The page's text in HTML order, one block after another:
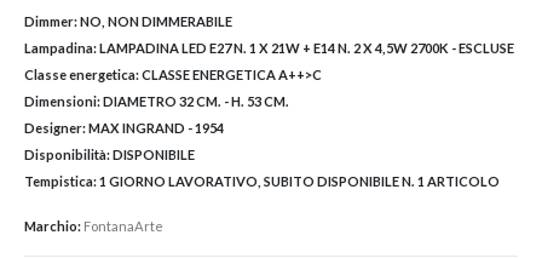
Dimmer:NO, NON DIMMERABILE
Lampadina:LAMPADINA LED E27 N. 1 X 21W + E14 N. 2 X 4,5W 2700K - ESCLUSE
Classe energetica:CLASSE ENERGETICA A++>C
Dimensioni:DIAMETRO 32 CM. - H. 53 CM.
Designer:MAX INGRAND - 1954
Disponibilità:DISPONIBILE
Tempistica:1 GIORNO LAVORATIVO, SUBITO DISPONIBILE N. 1 ARTICOLO
Marchio: FontanaArte